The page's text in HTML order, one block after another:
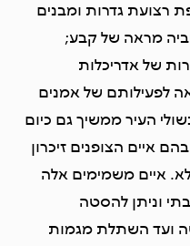
רצועת גדרות ומבנים
מראה של קבע;
של אדריכלות
לפעילותם של אמנים
העיר ממשיך גם כיום
איים הצופנים זיכרון
איים משמימים אלה
וניתן להסטה
ועד השתלת מגמות